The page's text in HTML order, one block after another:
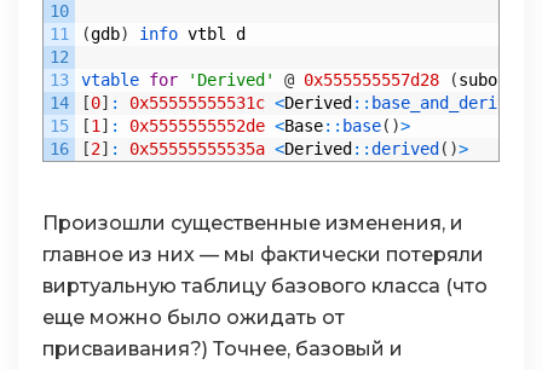
10
11
12
13
14
15
16
(gdb) info vtbl d
vtable for 'Derived' @ 0x555555557d28 (
[0] : 0x55555555531c <Derived :: base_and_derived
[1 ] : 0x5555555552de <Base:: base( )>
[2] : 0x55555555535a <Derived ::derived ( )>
Произошли существенные изменения, и
главное из них — мы фактически потеряли
виртуальную таблицу базового класса (что
еще можно было ожидать от
присваивания?) Точнее, базовый и